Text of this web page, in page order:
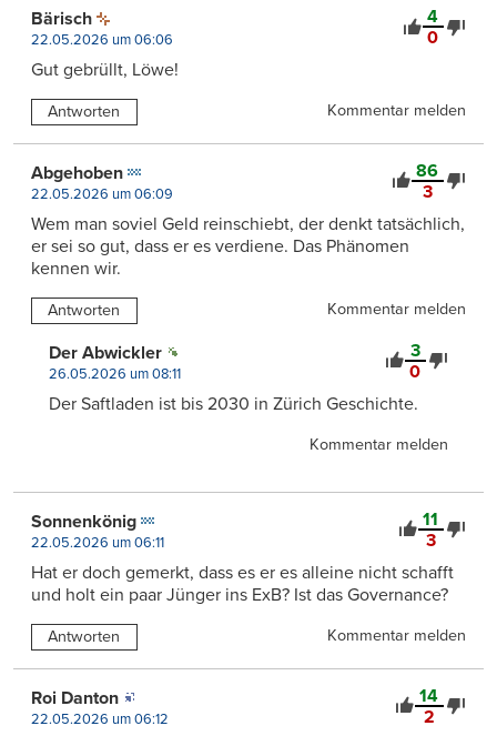
4
0
Bärisch
22.05.2026 um 06:06
Gut gebrüllt, Löwe!
Antworten Kommentar melden
86
3
Abgehoben
22.05.2026 um 06:09
Wem man soviel Geld reinschiebt, der denkt tatsächlich,
er sei so gut, dass er es verdiene. Das Phänomen
kennen wir.
Antworten Kommentar melden
3
0
Der Abwickler
26.05.2026 um 08:11
Der Saftladen ist bis 2030 in Zürich Geschichte.
Kommentar melden
11
3
Sonnenkönig
22.05.2026 um 06:11
Hat er doch gemerkt, dass es er es alleine nicht schafft
und holt ein paar Jünger ins ExB? Ist das Governance?
Antworten Kommentar melden
14
2
Roi Danton
22.05.2026 um 06:12